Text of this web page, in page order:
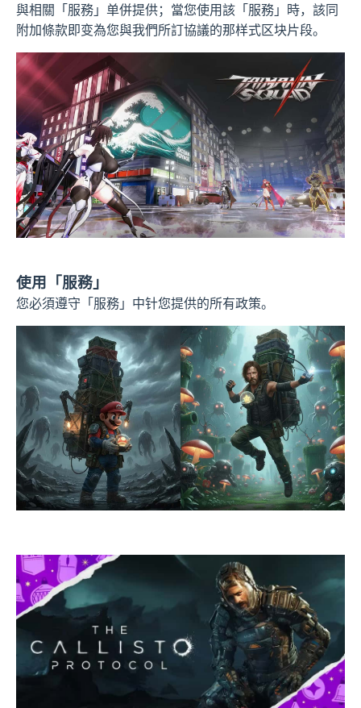
與相關「服務」单併提供；當您使用該「服務」時，該同
附加條款即变為您與我們所訂協議的那样式区块片段。
使用「服務」
您必須遵守「服務」中针您提供的所有政策。